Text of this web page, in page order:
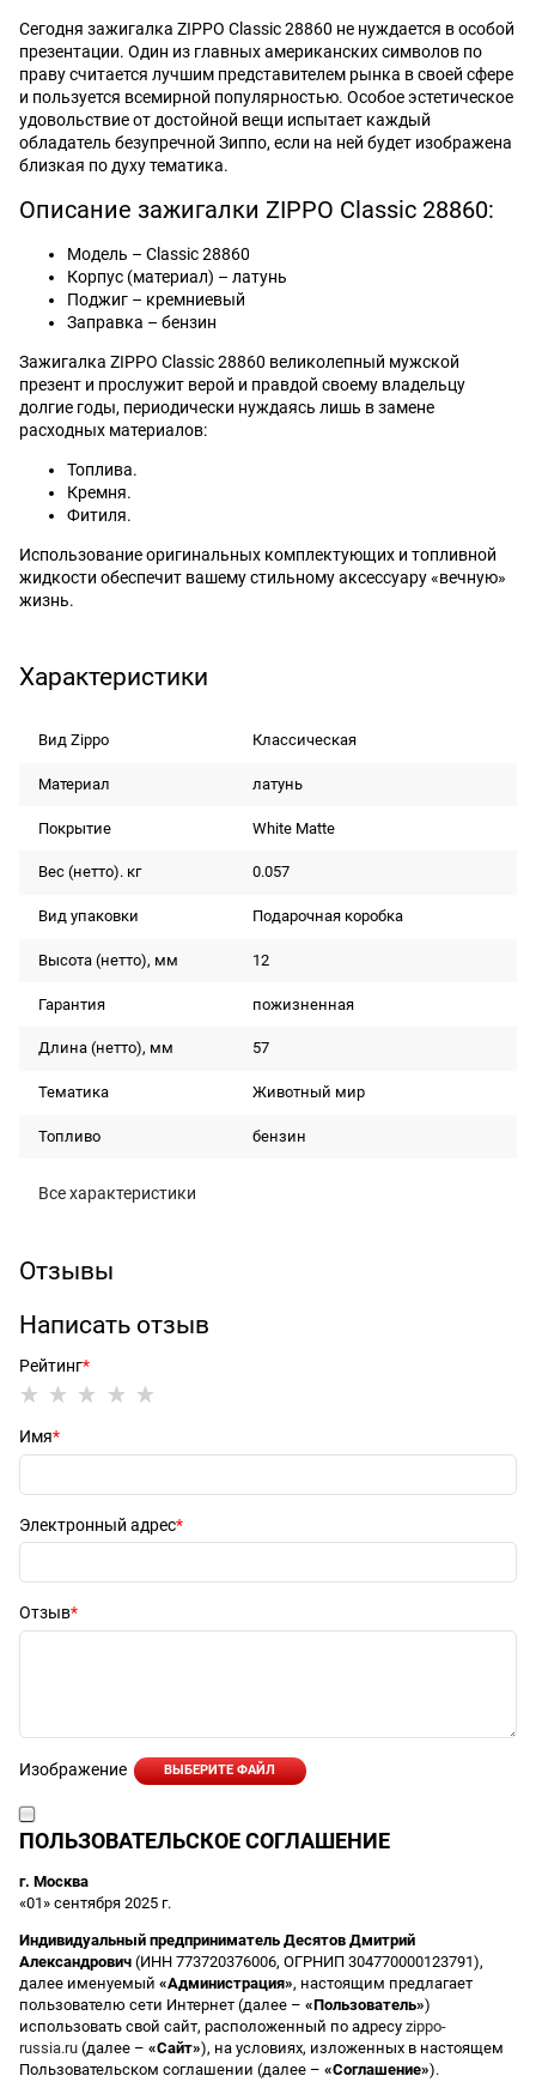
Сегодня зажигалка ZIPPO Classic 28860 не нуждается в особой
презентации. Один из главных американских символов по
праву считается лучшим представителем рынка в своей сфере
и пользуется всемирной популярностью. Особое эстетическое
удовольствие от достойной вещи испытает каждый
обладатель безупречной Зиппо, если на ней будет изображена
близкая по духу тематика.
Описание зажигалки ZIPPO Classic 28860:
Модель – Classic 28860
Корпус (материал) – латунь
Поджиг – кремниевый
Заправка – бензин
Зажигалка ZIPPO Classic 28860 великолепный мужской
презент и прослужит верой и правдой своему владельцу
долгие годы, периодически нуждаясь лишь в замене
расходных материалов:
Топлива.
Кремня.
Фитиля.
Использование оригинальных комплектующих и топливной
жидкости обеспечит вашему стильному аксессуару «вечную»
жизнь.
Характеристики
Вид Zippo Классическая
Материал латунь
Покрытие White Matte
Вес (нетто). кг 0.057
Вид упаковки Подарочная коробка
Высота (нетто), мм 12
Гарантия пожизненная
Длина (нетто), мм 57
Тематика Животный мир
Топливо бензин
Все характеристики
Отзывы
Написать отзыв
Рейтинг
Имя
Электронный адрес
Отзыв
Изображение ВЫБЕРИТЕ ФАЙЛ
ПОЛЬЗОВАТЕЛЬСКОЕ СОГЛАШЕНИЕ
г. Москва
«01» сентября 2025 г.
Индивидуальный предприниматель Десятов Дмитрий
Александрович (ИНН 773720376006, ОГРНИП 304770000123791),
далее именуемый «Администрация», настоящим предлагает
пользователю сети Интернет (далее – «Пользователь»)
использовать свой сайт, расположенный по адресу zippo-
russia.ru (далее – «Сайт»), на условиях, изложенных в настоящем
Пользовательском соглашении (далее – «Соглашение»).